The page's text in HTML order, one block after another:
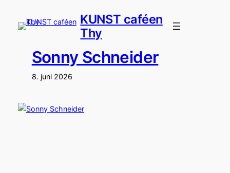
indhold
KUNST caféen
Thy
Sonny Schneider
8. juni 2026